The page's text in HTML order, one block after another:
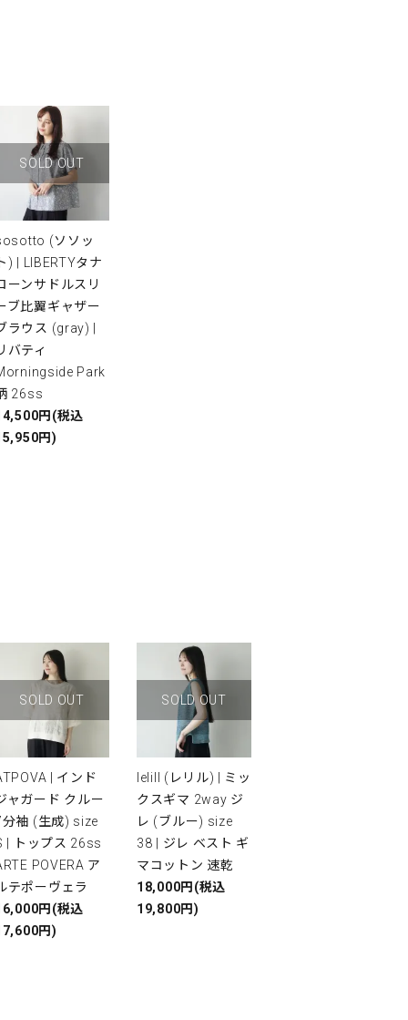
SOLD OUT
(ソソッ
ト) | LIBERTYタナ
ーンサドルスリ
ブ比翼ギャザー
ラウス (gray) |
バティ
Park
26ss
円(税込
円)
SOLD OUT
| インド
ャガード クルー
袖 (生成) size
| トップス 26ss
POVERA ア
テポーヴェラ
円(税込
円)
SOLD OUT
lelill (レリル) | ミッ
クスギマ 2way ジ
レ (ブルー) size
38 | ジレ ベスト ギ
マコットン 速乾
18,000円(税込
19,800円)